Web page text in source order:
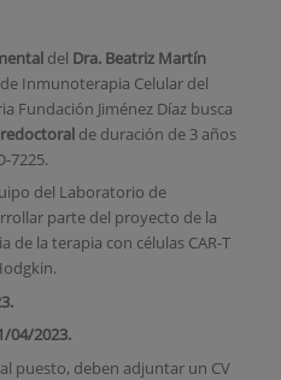
del Dra. Beatriz Martín
Inmunoterapia Celular del
Fundación Jiménez Díaz busca
de duración de 3 años
7225.
del Laboratorio de
parte del proyecto de la
de la terapia con células CAR-T
04/2023.
puesto, deben adjuntar un CV